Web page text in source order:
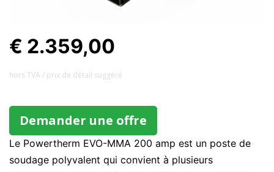
€ 2.359,00
hors TVA / prix ​​de détail suggéré
Demander une offre
Le Powertherm EVO-MMA 200 amp est un poste de
soudage polyvalent qui convient à plusieurs